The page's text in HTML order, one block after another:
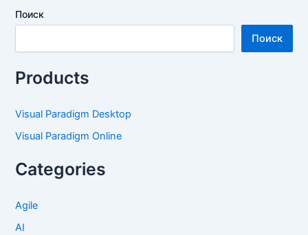
Поиск
Поиск
Products
Visual Paradigm Desktop
Visual Paradigm Online
Categories
Agile
AI